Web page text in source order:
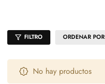
FILTRO ORDENAR POR
No hay productos